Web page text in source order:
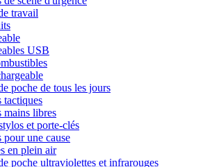
travail
USB
poche de tous les jours
tactiques
mains libres
et porte-clés
pour une cause
en plein air
poche ultraviolettes et infrarouges